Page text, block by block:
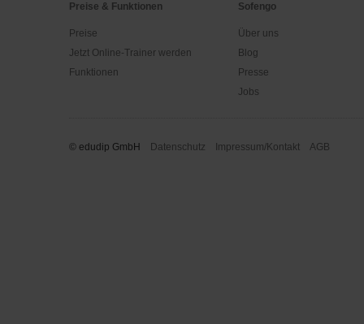
Preise & Funktionen
Preise
Jetzt Online-Trainer werden
Funktionen
Sofengo
Über uns
Blog
Presse
Jobs
© edudip GmbH Datenschutz Impressum/Kontakt AGB